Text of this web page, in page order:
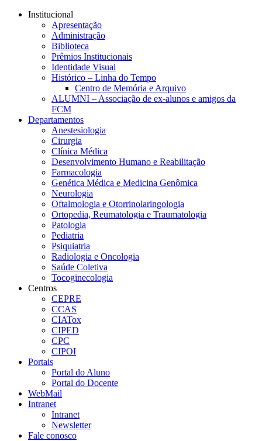
Conteúdo principal
Institucional
Apresentação
Administração
Biblioteca
Prêmios Institucionais
Identidade Visual
Histórico – Linha do Tempo
Centro de Memória e Arquivo
ALUMNI – Associação de ex-alunos e amigos da
FCM
Departamentos
Anestesiologia
Cirurgia
Clínica Médica
Desenvolvimento Humano e Reabilitação
Farmacologia
Genética Médica e Medicina Genômica
Neurologia
Oftalmologia e Otorrinolaringologia
Ortopedia, Reumatologia e Traumatologia
Patologia
Pediatria
Psiquiatria
Radiologia e Oncologia
Saúde Coletiva
Tocoginecologia
Centros
CEPRE
CCAS
CIATox
CIPED
CPC
CIPOI
Portais
Portal do Aluno
Portal do Docente
WebMail
Intranet
Intranet
Newsletter
Fale conosco